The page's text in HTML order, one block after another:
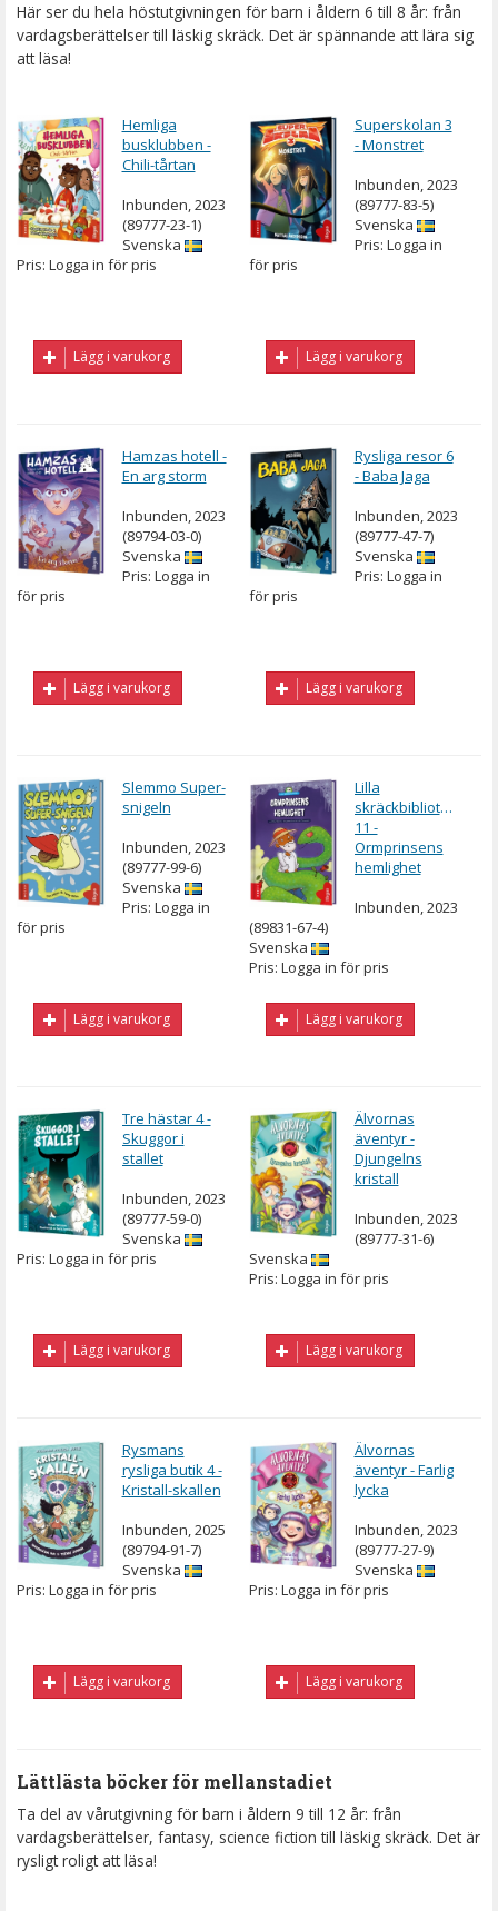
Här ser du hela höstutgivningen för barn i åldern 6 till 8 år: från
vardagsberättelser till läskig skräck. Det är spännande att lära sig
att läsa!
Hemliga
busklubben -
Chili-tårtan
Inbunden, 2023
(89777-23-1)
Svenska
Pris: Logga in för pris
Lägg i varukorg
Superskolan 3
- Monstret
Inbunden, 2023
(89777-83-5)
Svenska
Pris: Logga in
för pris
Lägg i varukorg
Hamzas hotell -
En arg storm
Inbunden, 2023
(89794-03-0)
Svenska
Pris: Logga in
för pris
Lägg i varukorg
Rysliga resor 6
- Baba Jaga
Inbunden, 2023
(89777-47-7)
Svenska
Pris: Logga in
för pris
Lägg i varukorg
Slemmo Super-
snigeln
Inbunden, 2023
(89777-99-6)
Svenska
Pris: Logga in
för pris
Lägg i varukorg
Lilla
skräckbiblioteket
11 -
Ormprinsens
hemlighet
Inbunden, 2023
(89831-67-4)
Svenska
Pris: Logga in för pris
Lägg i varukorg
Tre hästar 4 -
Skuggor i
stallet
Inbunden, 2023
(89777-59-0)
Svenska
Pris: Logga in för pris
Lägg i varukorg
Älvornas
äventyr -
Djungelns
kristall
Inbunden, 2023
(89777-31-6)
Svenska
Pris: Logga in för pris
Lägg i varukorg
Rysmans
rysliga butik 4 -
Kristall-skallen
Inbunden, 2025
(89794-91-7)
Svenska
Pris: Logga in för pris
Lägg i varukorg
Älvornas
äventyr - Farlig
lycka
Inbunden, 2023
(89777-27-9)
Svenska
Pris: Logga in för pris
Lägg i varukorg
Lättlästa böcker för mellanstadiet
Ta del av vårutgivning för barn i åldern 9 till 12 år: från
vardagsberättelser, fantasy, science fiction till läskig skräck. Det är
rysligt roligt att läsa!